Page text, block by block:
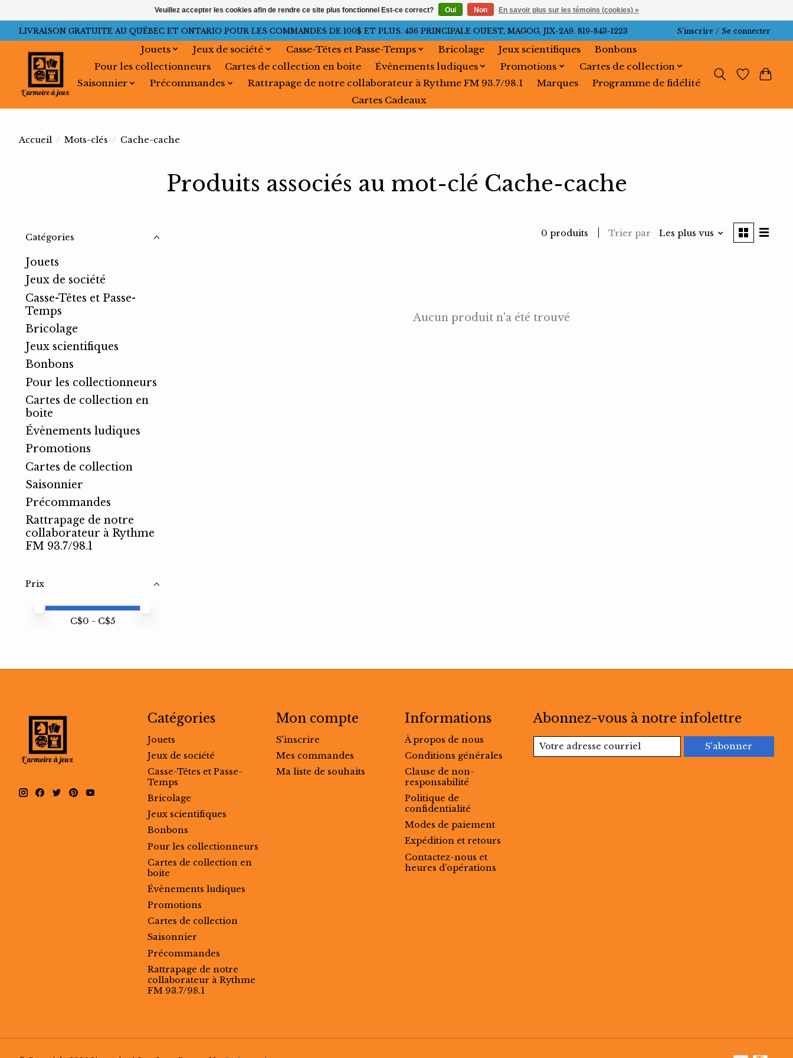
LIVRAISON GRATUITE AU QUÉBEC ET ONTARIO POUR LES COMMANDES DE 100$ ET PLUS. 436 PRINCIPALE OUEST, MAGOG, J1X-2A9. 819-843-1223 S’inscrire / Se connecter
Jouets Jeux de société Casse-Têtes et Passe-Temps Bricolage Jeux scientifiques
Bonbons
Pour les collectionneurs
Cartes de collection en boite Évènements ludiques Promotions
Cartes de collection
Saisonnier
Précommandes Rattrapage de notre collaborateur à Rythme FM 93.7/98.1 Marques
Programme de fidélité
Cartes Cadeaux
Accueil / Mots-clés / Cache-cache
Produits associés au mot-clé Cache-cache
Catégories
Jouets
Jeux de société
Casse-Têtes et Passe-
Temps
Bricolage
Jeux scientifiques
Bonbons
Pour les collectionneurs
Cartes de collection en
boite
Évènements ludiques
Promotions
Cartes de collection
Saisonnier
Précommandes
Rattrapage de notre
collaborateur à Rythme
FM 93.7/98.1
Prix
Prix minimum
Price maximum value
C$0 - C$5
0 produits Trier par Les plus vus
Aucun produit n'a été trouvé
Catégories
Jouets
Jeux de société
Casse-Têtes et Passe-
Temps
Bricolage
Jeux scientifiques
Bonbons
Pour les collectionneurs
Cartes de collection en
boite
Évènements ludiques
Promotions
Cartes de collection
Saisonnier
Précommandes
Rattrapage de notre
collaborateur à Rythme
FM 93.7/98.1
Mon compte
S'inscrire
Mes commandes
Ma liste de souhaits
Informations
À propos de nous
Conditions générales
Clause de non-
responsabilité
Politique de
confidentialité
Modes de paiement
Expédition et retours
Contactez-nous et
heures d’opérations
Abonnez-vous à notre infolettre
S'abonner
Veuillez accepter les cookies afin de rendre ce site plus fonctionnel Est-ce correct? Oui Non En savoir plus sur les témoins (cookies) »